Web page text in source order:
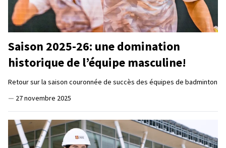
Saison 2025-26: une domination
historique de l’équipe masculine!
Retour sur la saison couronnée de succès des équipes de badminton
— 27 novembre 2025